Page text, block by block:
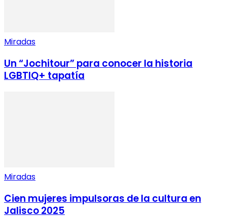
Miradas
Un “Jochitour” para conocer la historia
LGBTIQ+ tapatía
Miradas
Cien mujeres impulsoras de la cultura en
Jalisco 2025